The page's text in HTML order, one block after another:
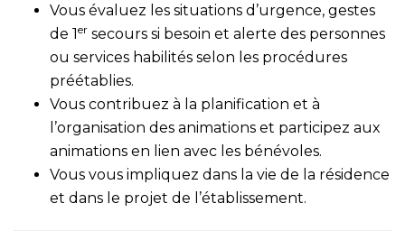
Vous évaluez les situations d’urgence, gestes
de 1er secours si besoin et alerte des personnes
ou services habilités selon les procédures
préétablies.
Vous contribuez à la planification et à
l’organisation des animations et participez aux
animations en lien avec les bénévoles.
Vous vous impliquez dans la vie de la résidence
et dans le projet de l’établissement.